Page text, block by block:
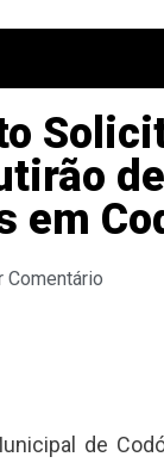
em
Comentário
de